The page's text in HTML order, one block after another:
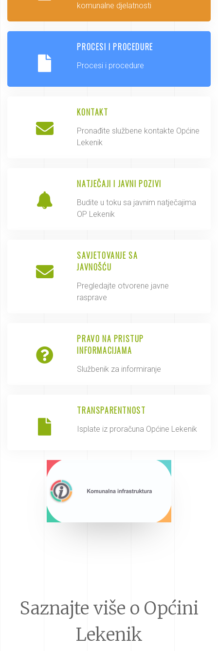
komunalne djelatnosti
PROCESI I PROCEDURE
Procesi i procedure
KONTAKT
Pronađite službene kontakte Općine
Lekenik
NATJEČAJI I JAVNI POZIVI
Budite u toku sa javnim natječajima
OP Lekenik
SAVJETOVANJE SA
JAVNOŠĆU
Pregledajte otvorene javne
rasprave
PRAVO NA PRISTUP
INFORMACIJAMA
Službenik za informiranje
TRANSPARENTNOST
Isplate iz proračuna Općine Lekenik
Saznajte više o Općini
Lekenik